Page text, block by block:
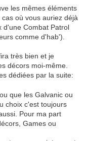
les mêmes éléments
où vous auriez déjà
d'une Combat Patrol
comme d'hab').
très bien et je
décors moi-même.
dédiées par la suite:
que les Galvanic ou
choix c'est toujours
Pour ma part
Games ou